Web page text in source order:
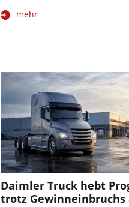
mehr
Daimler Truck hebt
trotz Gewinneinbruchs